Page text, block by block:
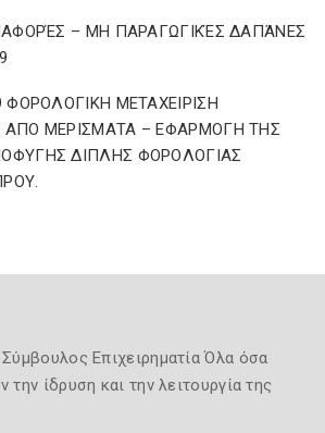
– ΜΗ ΠΑΡΑΓΩΓΙΚΈΣ ΔΑΠΆΝΕΣ
ΦΟΡΟΛΟΓΙΚΗ ΜΕΤΑΧΕΙΡΙΣΗ
ΑΠΟ ΜΕΡΙΣΜΑΤΑ – ΕΦΑΡΜΟΓΗ ΤΗΣ
ΔΙΠΛΗΣ ΦΟΡΟΛΟΓΙΑΣ
Σύμβουλος Επιχειρηματία Όλα όσα
την ίδρυση και την λειτουργία της